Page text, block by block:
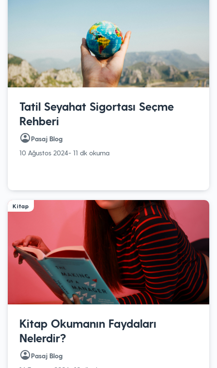
Tatil Seyahat Sigortası Seçme
Rehberi
Pasaj Blog
10 Ağustos 2024- 11 dk okuma
Kitap
Kitap Okumanın Faydaları
Nelerdir?
Pasaj Blog